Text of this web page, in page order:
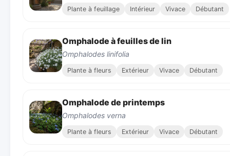
Plante à feuillage Intérieur Vivace Débutant
Omphalode à feuilles de lin
Omphalodes linifolia
Plante à fleurs Extérieur Vivace Débutant
Omphalode de printemps
Omphalodes verna
Plante à fleurs Extérieur Vivace Débutant